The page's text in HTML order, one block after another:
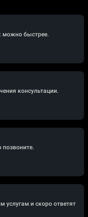
можно быстрее.
консультации.
и скоро ответят